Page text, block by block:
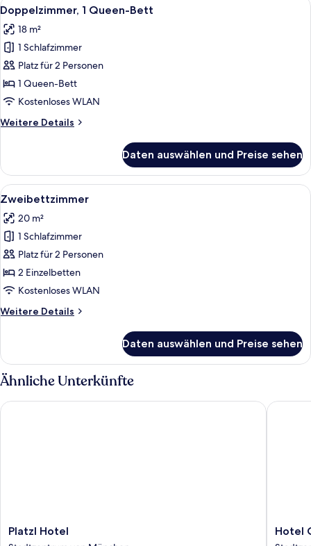
Fotos
für
Doppelzimmer,
1
Queen-
Bett
5
Doppelzimmer, 1 Queen-Bett
18 m²
1 Schlafzimmer
Platz für 2 Personen
1 Queen-Bett
Kostenloses WLAN
Weitere Details
Weitere
1
Queen-
Bett
Daten auswählen und Preise sehen
Alle
Fotos
für
Zweibettzimmer
anzeigen
Ein Hotelzimmer mit zwei Betten,
6
Zweibettzimmer
20 m²
1 Schlafzimmer
Platz für 2 Personen
2 Einzelbetten
Kostenloses WLAN
Weitere Details
Weitere
Daten auswählen und Preise sehen
Ähnliche Unterkünfte
Platzl
Hotel
Platzl Hotel
Platzl Hotel
Hotel
Hotel
Hotel